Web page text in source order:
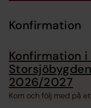
Konfirmation
Konfirmation i
2026/2027
Kom och följ med på